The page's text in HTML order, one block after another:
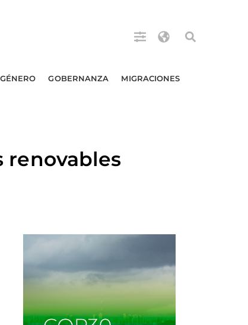
GÉNERO GOBERNANZA MIGRACIONES
renovables